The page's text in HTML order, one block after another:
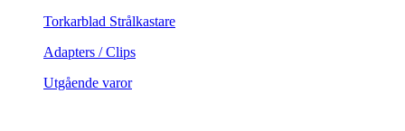
Torkarblad Strålkastare
Adapters / Clips
Utgående varor